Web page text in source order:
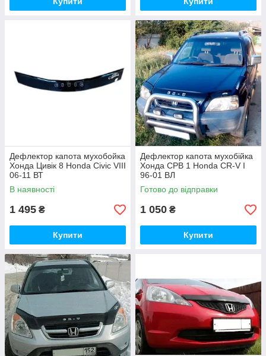
Дефлектор капота мухобойка
Хонда Цивік 8 Honda Civic VIII
06-11 ВТ
В наявності
1 495 ₴
Купити
Дефлектор капота мухобійка
Хонда СРВ 1 Honda CR-V I
96-01 ВЛ
Готово до відправки
1 050 ₴
Купити